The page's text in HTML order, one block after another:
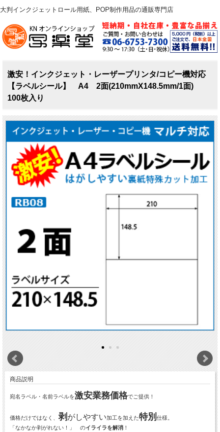
大判インクジェットロール用紙、POP制作用品の通販専門店
激安！インクジェット・レーザープリンタ/コピー機対応
【ラベルシール】 A4 2面(210mmX148.5mm/1面)
100枚入り
商品説明
宛名ラベル・名前ラベルを激安業務価格でご提供！
価格だけではなく、 剥 がしやすい加工を加えた特別 仕様。
「なかなか剥がれない！」 のイライラを解消 ！